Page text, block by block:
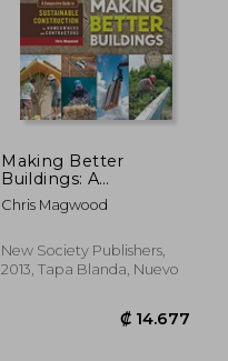
Making Better
Buildings: A
Comparative Guide to
Sustainable
Homeowners and
Contractors (en
Chris Magwood
New Society Publishers,
2013, Tapa Blanda, Nuevo